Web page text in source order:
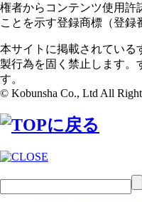
権者からコンテンツ使用許
ことを示す登録商標（登録
本サイトに掲載されている
製行為を固く禁止します。
す。
© Kobunsha Co., Ltd All